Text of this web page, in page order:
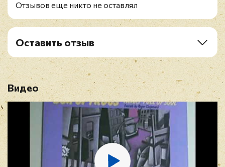
B1. Heart Full Of Soul
B2. Asylum
B3. Strange Land
B4. Trouble
Отзывов еще никто не оставлял
Оставить отзыв
Имя*
Видео